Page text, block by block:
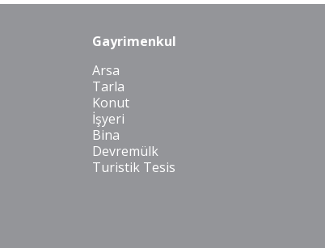
Gayrimenkul
Arsa
Tarla
Konut
İşyeri
Bina
Devremülk
Turistik Tesis